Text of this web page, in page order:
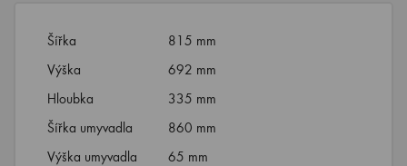
Šířka
815 mm
Výška
692 mm
Hloubka
335 mm
Šířka umyvadla
860 mm
Výška umyvadla
65 mm